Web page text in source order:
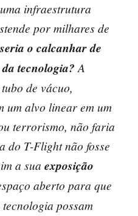
infraestrutura
por milhares de
o calcanhar de
tecnologia? A
de vácuo,
um alvo linear em um
terrorismo, não faria
do T-Flight não fosse
a suaexposição
aberto para que
possam